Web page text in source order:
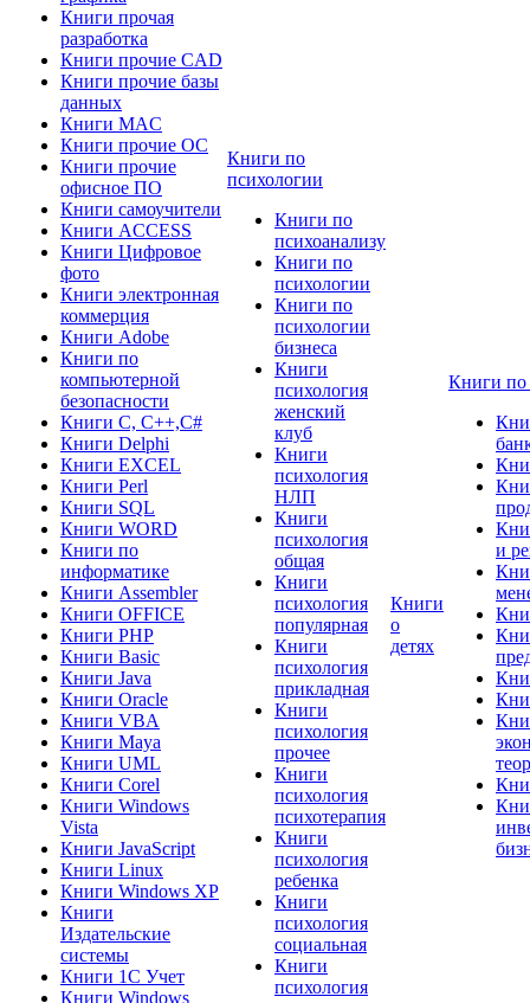
Книги прочая
разработка
Книги прочие CAD
Книги прочие базы
данных
Книги MAC
Книги прочие ОС
Книги прочие
офисное ПО
Книги самоучители
Книги ACCESS
Книги Цифровое
фото
Книги электронная
коммерция
Книги Adobe
Книги по
компьютерной
безопасности
Книги C, C++,С#
Книги Delphi
Книги EXCEL
Книги Perl
Книги SQL
Книги WORD
Книги по
информатике
Книги Assembler
Книги OFFICE
Книги PHP
Книги Basic
Книги Java
Книги Oracle
Книги VBA
Книги Maya
Книги UML
Книги Corel
Книги Windows
Vista
Книги JavaScript
Книги Linux
Книги Windows XP
Книги
Издательские
системы
Книги 1C Учет
Книги Windows
Книги по
психологии
Книги по
психоанализу
Книги по
психологии
Книги по
психологии
бизнеса
Книги
психология
женский
клуб
Книги
психология
НЛП
Книги
психология
общая
Книги
психология
популярная
Книги
психология
прикладная
Книги
психология
прочее
Книги
психология
психотерапия
Книги
психология
ребенка
Книги
психология
социальная
Книги
психология
Книги
о
детях
Книги по
и